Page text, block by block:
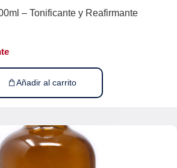
– Tonificante y Reafirmante
Añadir al carrito